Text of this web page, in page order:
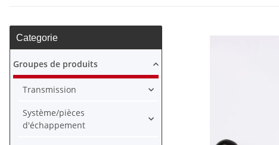
Categorie
Groupes de produits
Transmission
Système/pièces
d'échappement